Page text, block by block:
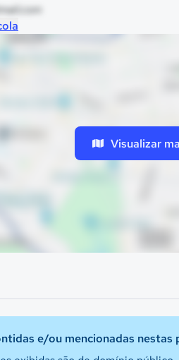
Visualizar
e/ou mencionadas nestas